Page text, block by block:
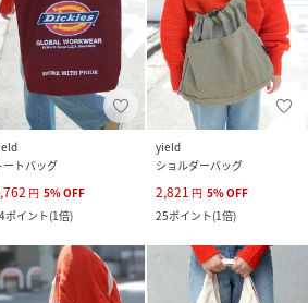
ートバッグ
円 5%OFF
ポイント(1倍)
yield
ショルダーバッグ
2,821 円 5%OFF
25ポイント(1倍)